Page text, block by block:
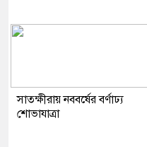
সাতক্ষীরায় নববর্ষের বর্ণাঢ্য
শোভাযাত্রা